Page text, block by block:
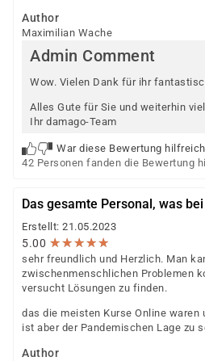
Author
Maximilian Wache
Admin Comment
Wow. Vielen Dank für ihr
Alles Gute für Sie und weiterhin
Ihr damago-Team
War diese Bewertung
42 Personen fanden die Bewertung
Das gesamte Personal, was
Erstellt: 21.05.2023
5.00 ★★★★★
★★★★★
sehr freundlich und Herzlich. Man
zwischenmenschlichen Problemen
versucht Lösungen zu finden.
das die meisten Kurse Online waren
ist aber der Pandemischen Lage zu
Author